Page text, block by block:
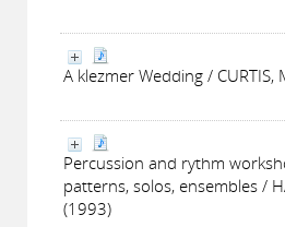
A klezmer Wedding / CURTIS,
Percussion and rythm
patterns, solos, ensembles /
(1993)